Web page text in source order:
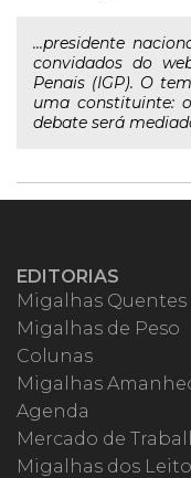
...presidente
convidados do
Penais (IGP). O
uma constituinte:
debate será
EDITORIAS
Migalhas Quentes
Migalhas de Peso
Colunas
Migalhas
Agenda
Mercado de
Migalhas dos